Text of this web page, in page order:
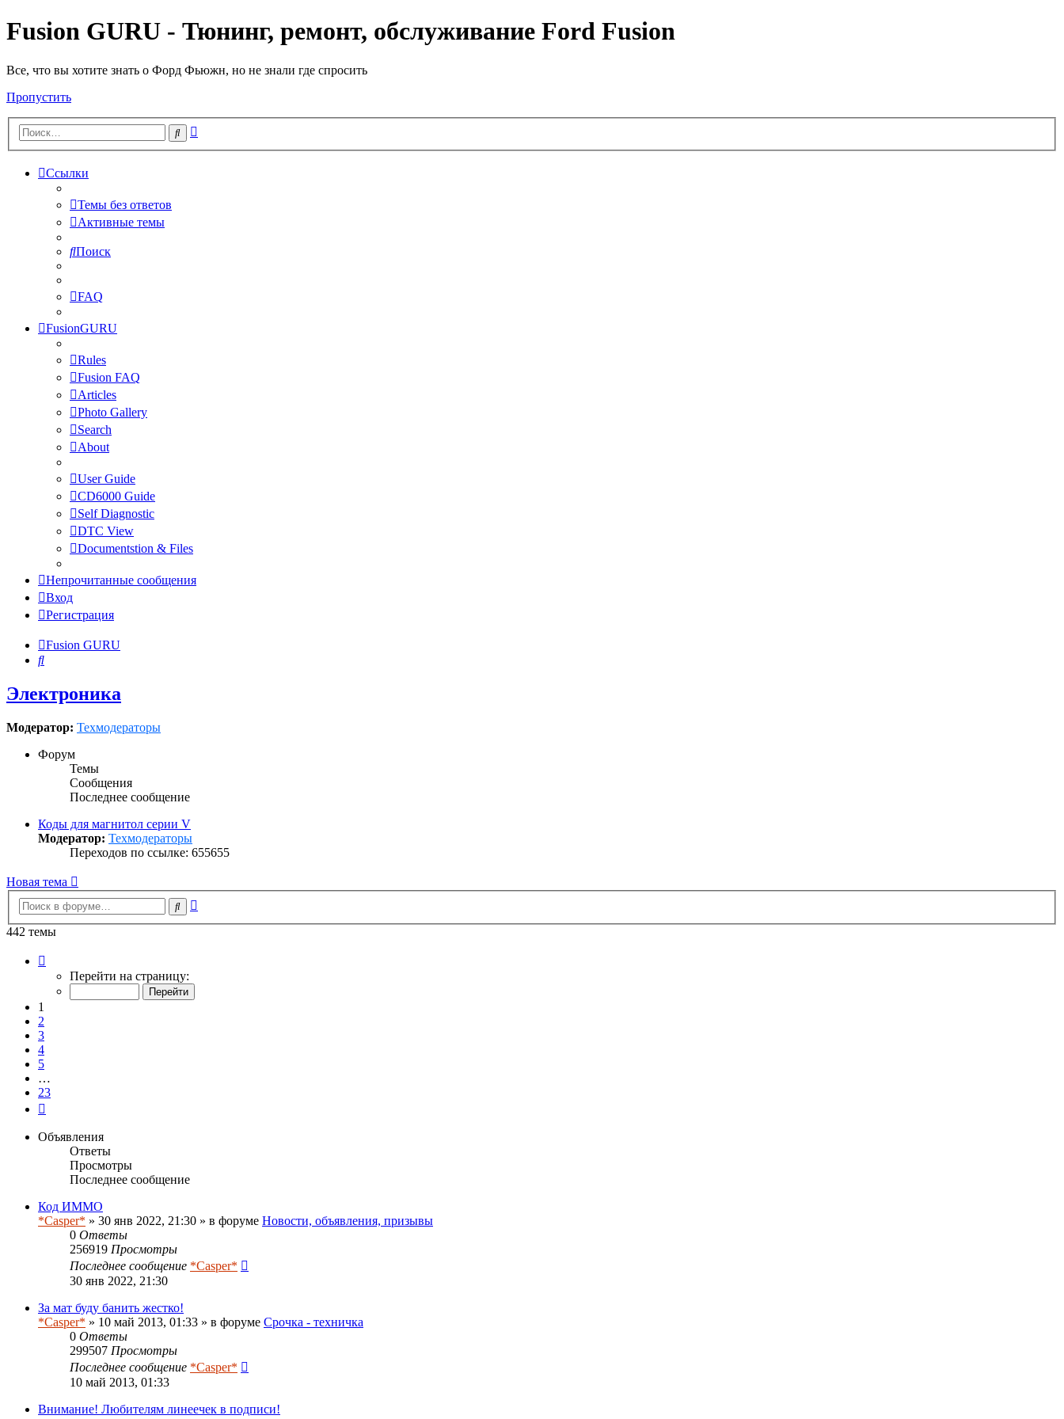
Fusion GURU - Тюнинг, ремонт, обслуживание Ford Fusion
Все, что вы хотите знать о Форд Фьюжн, но не знали где спросить
Пропустить
Поиск
Ссылки
Темы без ответов
Активные темы
Поиск
FAQ
FusionGURU
Rules
Fusion FAQ
Articles
Photo Gallery
Search
About
User Guide
CD6000 Guide
Self Diagnostic
DTC View
Documentstion & Files
Непрочитанные сообщения
Вход
Регистрация
Fusion GURU
Поиск
Электроника
Модератор: Техмодераторы
Форум
Темы
Сообщения
Последнее сообщение
Коды для магнитол серии V
Модератор: Техмодераторы
Переходов по ссылке: 655655
Новая тема
Поиск
442 темы
Перейти на страницу:
1
2
3
4
5
…
23
Объявления
Ответы
Просмотры
Последнее сообщение
Код ИММО
*Casper* » 30 янв 2022, 21:30 » в форуме Новости, объявления, призывы
0 Ответы
256919 Просмотры
Последнее сообщение *Casper*
30 янв 2022, 21:30
За мат буду банить жестко!
*Casper* » 10 май 2013, 01:33 » в форуме Срочка - техничка
0 Ответы
299507 Просмотры
Последнее сообщение *Casper*
10 май 2013, 01:33
Внимание! Любителям линеечек в подписи!